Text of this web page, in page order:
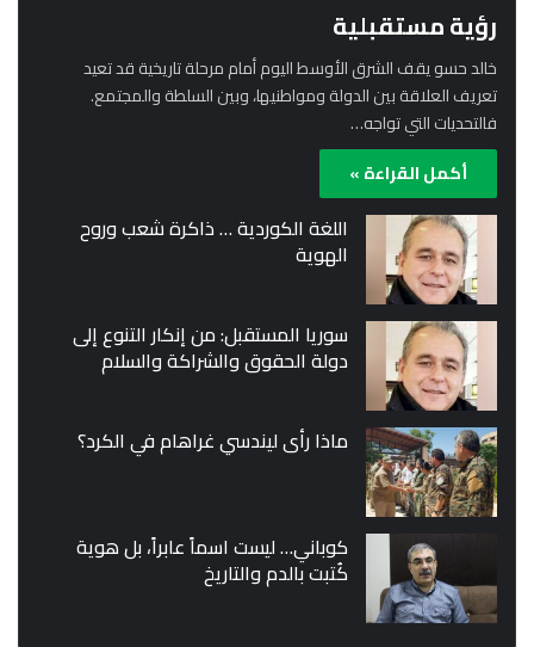
رؤية مستقبلية
خالد حسو يقف الشرق الأوسط اليوم أمام مرحلة تاريخية قد تعيد
تعريف العلاقة بين الدولة ومواطنيها، وبين السلطة والمجتمع.
فالتحديات التي تواجه…
أكمل القراءة »
اللغة الكوردية … ذاكرة شعب وروح
الهوية
سوريا المستقبل: من إنكار التنوع إلى
دولة الحقوق والشراكة والسلام
ماذا رأى ليندسي غراهام في الكرد؟
كوباني… ليست اسماً عابراً، بل هوية
كُتبت بالدم والتاريخ